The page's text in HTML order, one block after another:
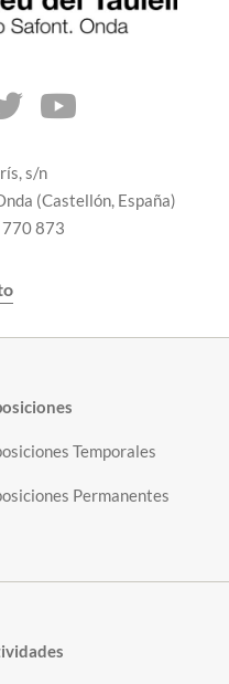

s/n
(Castellón, España)
770 873
Temporales
Permanentes